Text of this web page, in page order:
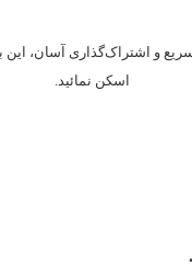
و اشتراک‌گذاری آسان، این
اسکن نمائید.